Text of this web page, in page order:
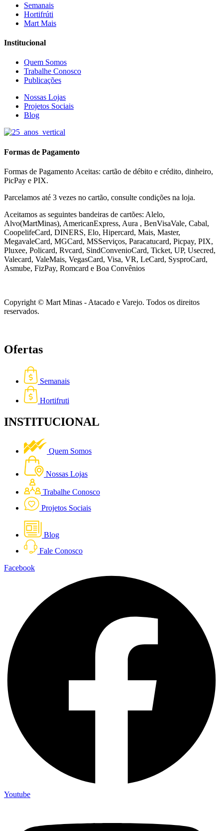
Semanais
Hortifrúti
Mart Mais
Institucional
Quem Somos
Trabalhe Conosco
Publicações
Nossas Lojas
Projetos Sociais
Blog
Formas de Pagamento
Formas de Pagamento Aceitas: cartão de débito e crédito, dinheiro,
PicPay e PIX.
Parcelamos até 3 vezes no cartão, consulte condições na loja.
Aceitamos as seguintes bandeiras de cartões: Alelo,
Alvo(MartMinas), AmericanExpress, Aura , BenVisaVale, Cabal,
CoopelifeCard, DINERS, Elo, Hipercard, Mais, Master,
MegavaleCard, MGCard, MSServiços, Paracatucard, Picpay, PIX,
Pluxee, Policard, Rvcard, SindConvenioCard, Ticket, UP, Usecred,
Valecard, ValeMais, VegasCard, Visa, VR, LeCard, SysproCard,
Asmube, FizPay, Romcard e Boa Convênios
Copyright © Mart Minas - Atacado e Varejo. Todos os direitos
reservados.
Ofertas
Semanais
Hortifruti
INSTITUCIONAL
Quem Somos
Nossas Lojas
Trabalhe Conosco
Projetos Sociais
Blog
Fale Conosco
Facebook
Youtube